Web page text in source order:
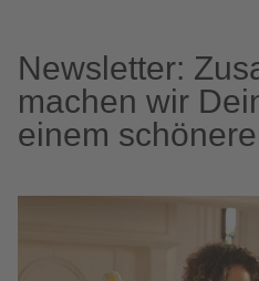
Newsletter:
machen wir
einem